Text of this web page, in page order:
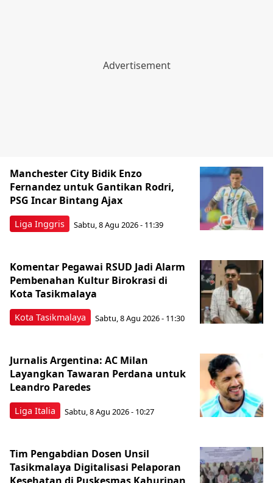
Liga Inggris
Manchester City Bidik Enzo
Fernandez untuk Gantikan Rodri,
PSG Incar Bintang Ajax
Sabtu, 8 Agu 2026 - 11:39
Kota Tasikmalaya
Komentar Pegawai RSUD Jadi Alarm
Pembenahan Kultur Birokrasi di
Kota Tasikmalaya
Sabtu, 8 Agu 2026 - 11:30
Liga Italia
Jurnalis Argentina: AC Milan
Layangkan Tawaran Perdana untuk
Leandro Paredes
Sabtu, 8 Agu 2026 - 10:27
Tim Pengabdian Dosen Unsil
Tasikmalaya Digitalisasi Pelaporan